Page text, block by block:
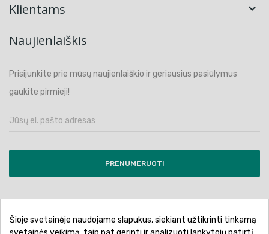
Klientams 
Naujienlaiškis
Prisijunkite prie mūsų naujienlaiškio ir geriausius pasiūlymus
gaukite pirmieji!
PRENUMERUOTI
Šioje svetainėje naudojame slapukus, siekiant užtikrinti tinkamą